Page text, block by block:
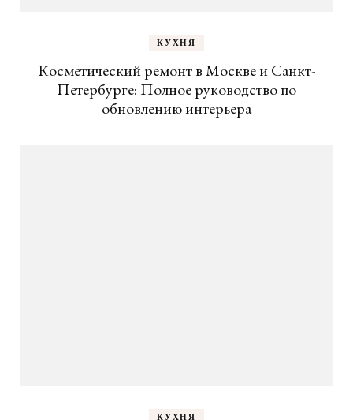
КУХНЯ
Косметический ремонт в Москве и Санкт-
Петербурге: Полное руководство по
обновлению интерьера
КУХНЯ